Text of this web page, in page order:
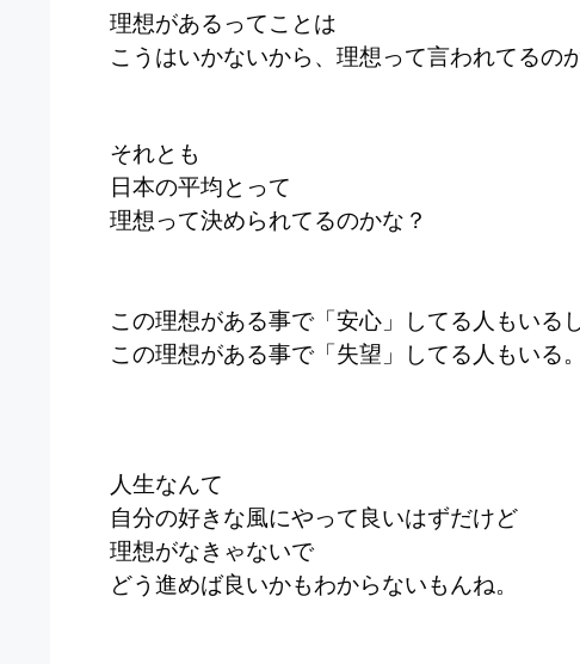
理想があるってことは
こうはいかないから、理想って言われてるの
それとも
日本の平均とって
理想って決められてるのかな？
この理想がある事で「安心」してる人もいる
この理想がある事で「失望」してる人もいる
人生なんて
自分の好きな風にやって良いはずだけど
理想がなきゃないで
どう進めば良いかもわからないもんね。